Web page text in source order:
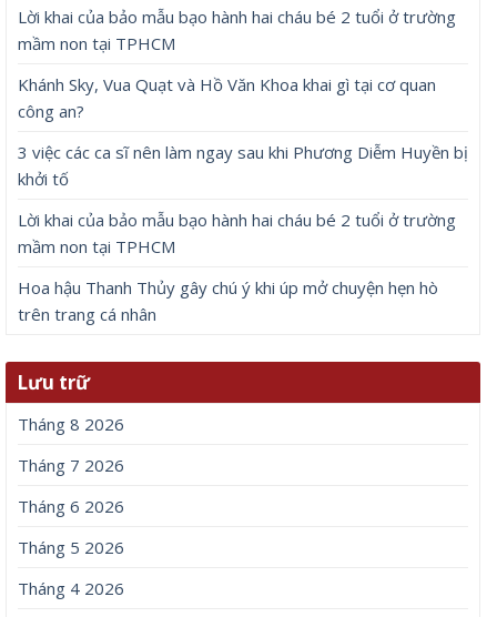
Lời khai của bảo mẫu bạo hành hai cháu bé 2 tuổi ở trường
mầm non tại TPHCM
Khánh Sky, Vua Quạt và Hồ Văn Khoa khai gì tại cơ quan
công an?
3 việc các ca sĩ nên làm ngay sau khi Phương Diễm Huyền bị
khởi tố
Lời khai của bảo mẫu bạo hành hai cháu bé 2 tuổi ở trường
mầm non tại TPHCM
Hoa hậu Thanh Thủy gây chú ý khi úp mở chuyện hẹn hò
trên trang cá nhân
Lưu trữ
Tháng 8 2026
Tháng 7 2026
Tháng 6 2026
Tháng 5 2026
Tháng 4 2026